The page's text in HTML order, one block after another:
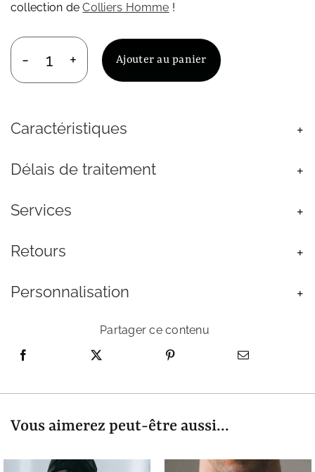
collection deColliers Homme !
quantité
de
Palmier
Argent
Ajouter au panier
Caractéristiques
Délais de traitement
Services
Retours
Personnalisation
Partager ce contenu
Vous aimerez peut-être aussi...